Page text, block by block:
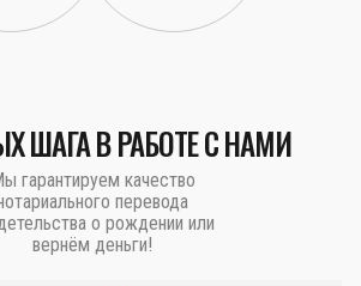
ШАГА В РАБОТЕ С НАМИ
гарантируем качество
перевода
о рождении или
вернём деньги!